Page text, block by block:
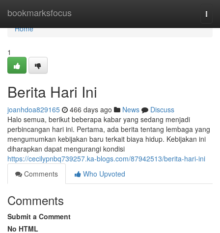
bookmarksfocus
Home
Home
1
Berita Hari Ini
joanhdoa829165 466 days ago News
Discuss
Halo semua, berikut beberapa kabar yang sedang menjadi
perbincangan hari ini. Pertama, ada berita tentang lembaga yang
mengumumkan kebijakan baru terkait biaya hidup. Kebijakan ini
diharapkan dapat mengurangi kondisi
https://cecilypnbq739257.ka-blogs.com/87942513/berita-hari-ini
Comments
Who Upvoted
Comments
Submit a Comment
No HTML